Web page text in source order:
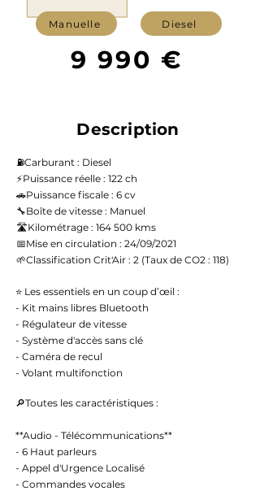
9 990 €
Diesel
Manuelle
Description
⛽️Carburant : Diesel
⚡️Puissance réelle : 122 ch
🚗Puissance fiscale : 6 cv
🔧Boîte de vitesse : Manuel
🛣️Kilométrage : 164 500 kms
📅Mise en circulation : 24/09/2021
🌱Classification Crit'Air : 2 (Taux de CO2 : 118)
⭐ Les essentiels en un coup d’œil :
- Kit mains libres Bluetooth
- Régulateur de vitesse
- Système d'accès sans clé
- Caméra de recul
- Volant multifonction
🔎Toutes les caractéristiques :
**Audio - Télécommunications**
- 6 Haut parleurs
- Appel d'Urgence Localisé
- Commandes vocales